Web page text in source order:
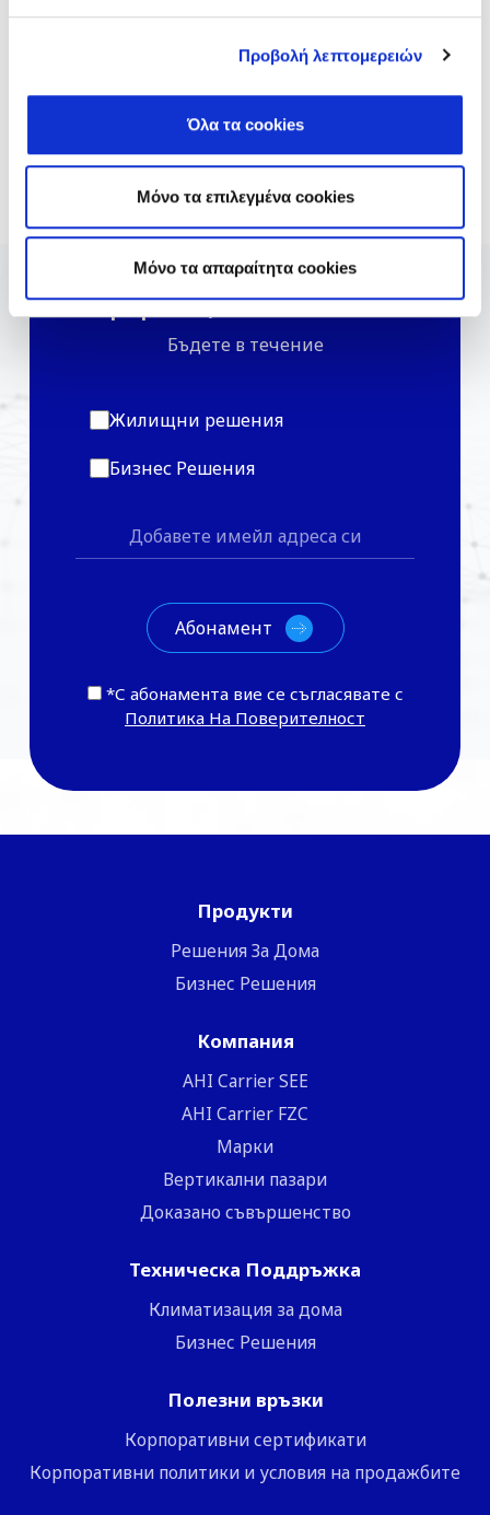
Προβολή λεπτομερειών
Όλα τα cookies
Μόνο τα επιλεγμένα cookies
Mόνο τα απαραίτητα cookies
Информационен бюлетин
Бъдете в течение
Жилищни решения
Бизнес Решения
*С абонамента вие се съгласявате с
Политика На Поверителност
Продукти
Решения За Дома
Бизнес Решения
Компания
ΑΗΙ Carrier SEE
AHI Carrier FZC
Марки
Вертикални пазари
Доказано съвършенство
Техническа Поддръжка
Климатизация за дома
Бизнес Решения
Полезни връзки
Корпоративни сертификати
Корпоративни политики и условия на продажбите